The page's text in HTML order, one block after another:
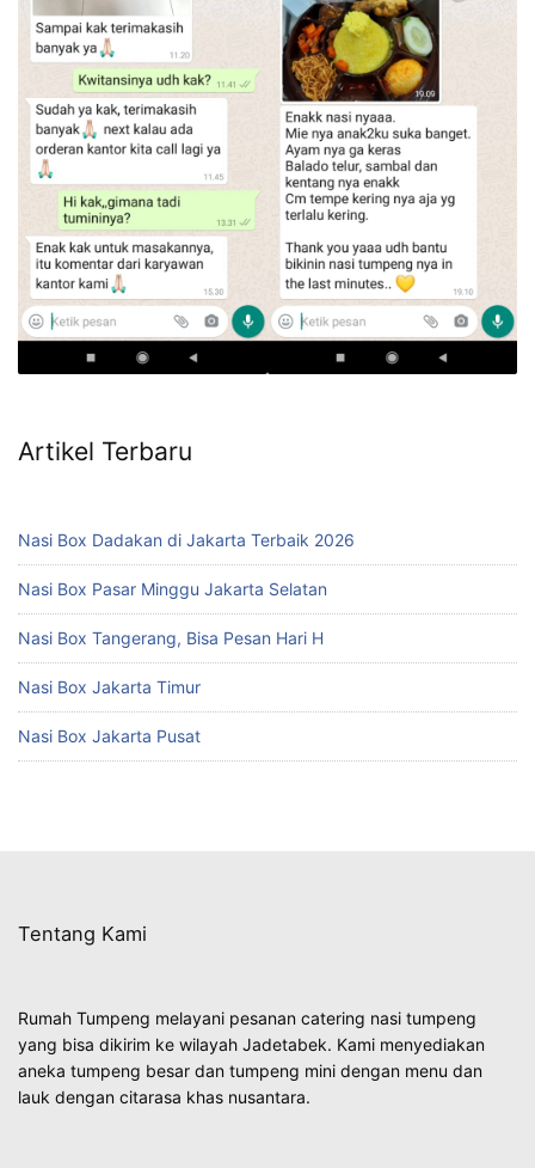
Artikel Terbaru
Nasi Box Dadakan di Jakarta Terbaik 2026
Nasi Box Pasar Minggu Jakarta Selatan
Nasi Box Tangerang, Bisa Pesan Hari H
Nasi Box Jakarta Timur
Nasi Box Jakarta Pusat
Tentang Kami
Rumah Tumpeng melayani pesanan catering nasi tumpeng
yang bisa dikirim ke wilayah Jadetabek. Kami menyediakan
aneka tumpeng besar dan tumpeng mini dengan menu dan
lauk dengan citarasa khas nusantara.